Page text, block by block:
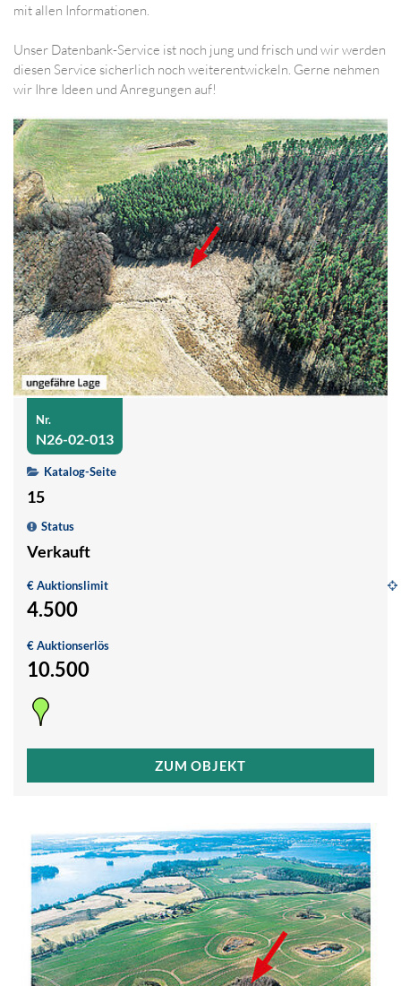
mit allen Informationen.
Unser Datenbank-Service ist noch jung und frisch und wir werden
diesen Service sicherlich noch weiterentwickeln. Gerne nehmen
wir Ihre Ideen und Anregungen auf!
Nr.
N26-02-013
Katalog-Seite
15
Status
Verkauft
€ Auktionslimit
4.500
€ Auktionserlös
10.500
ZUM OBJEKT